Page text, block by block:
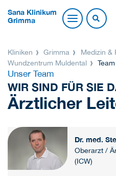
Sana Klinikum
Grimma
Kliniken Grimma Medizin &
Wundzentrum Muldental
Team
Unser Team
WIR SIND FÜR SIE
Ärztlicher
Dr. med.
Oberarzt /
(ICW)